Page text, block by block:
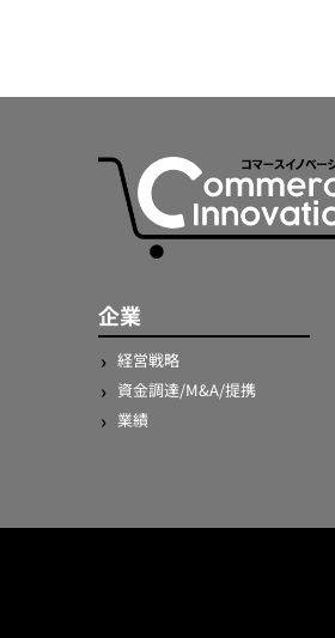
企業
経営戦略
資金調達/M&A/提携
業績